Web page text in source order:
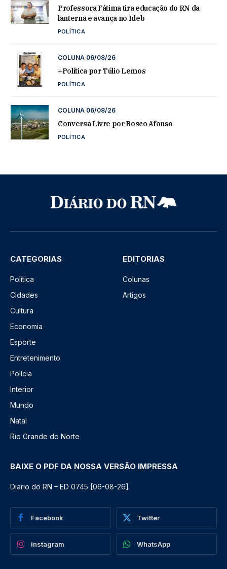
Professora Fátima tira educação do RN da
lanterna e avança no Ideb
POLÍTICA
COLUNA 06/08/26
+Política por Túlio Lemos
POLÍTICA
COLUNA 06/08/26
Conversa Livre por Bosco Afonso
POLÍTICA
CATEGORIAS
Política
Cidades
Cultura
Economia
Esporte
Entretenimento
Polícia
Interior
Mundo
Natal
Rio Grande do Norte
EDITORIAS
Colunas
Artigos
BAIXE O PDF DA NOSSA VERSÃO IMPRESSA
Diario do RN – ED 0745 [06-08-26]
Facebook Twitter
Instagram WhatsApp